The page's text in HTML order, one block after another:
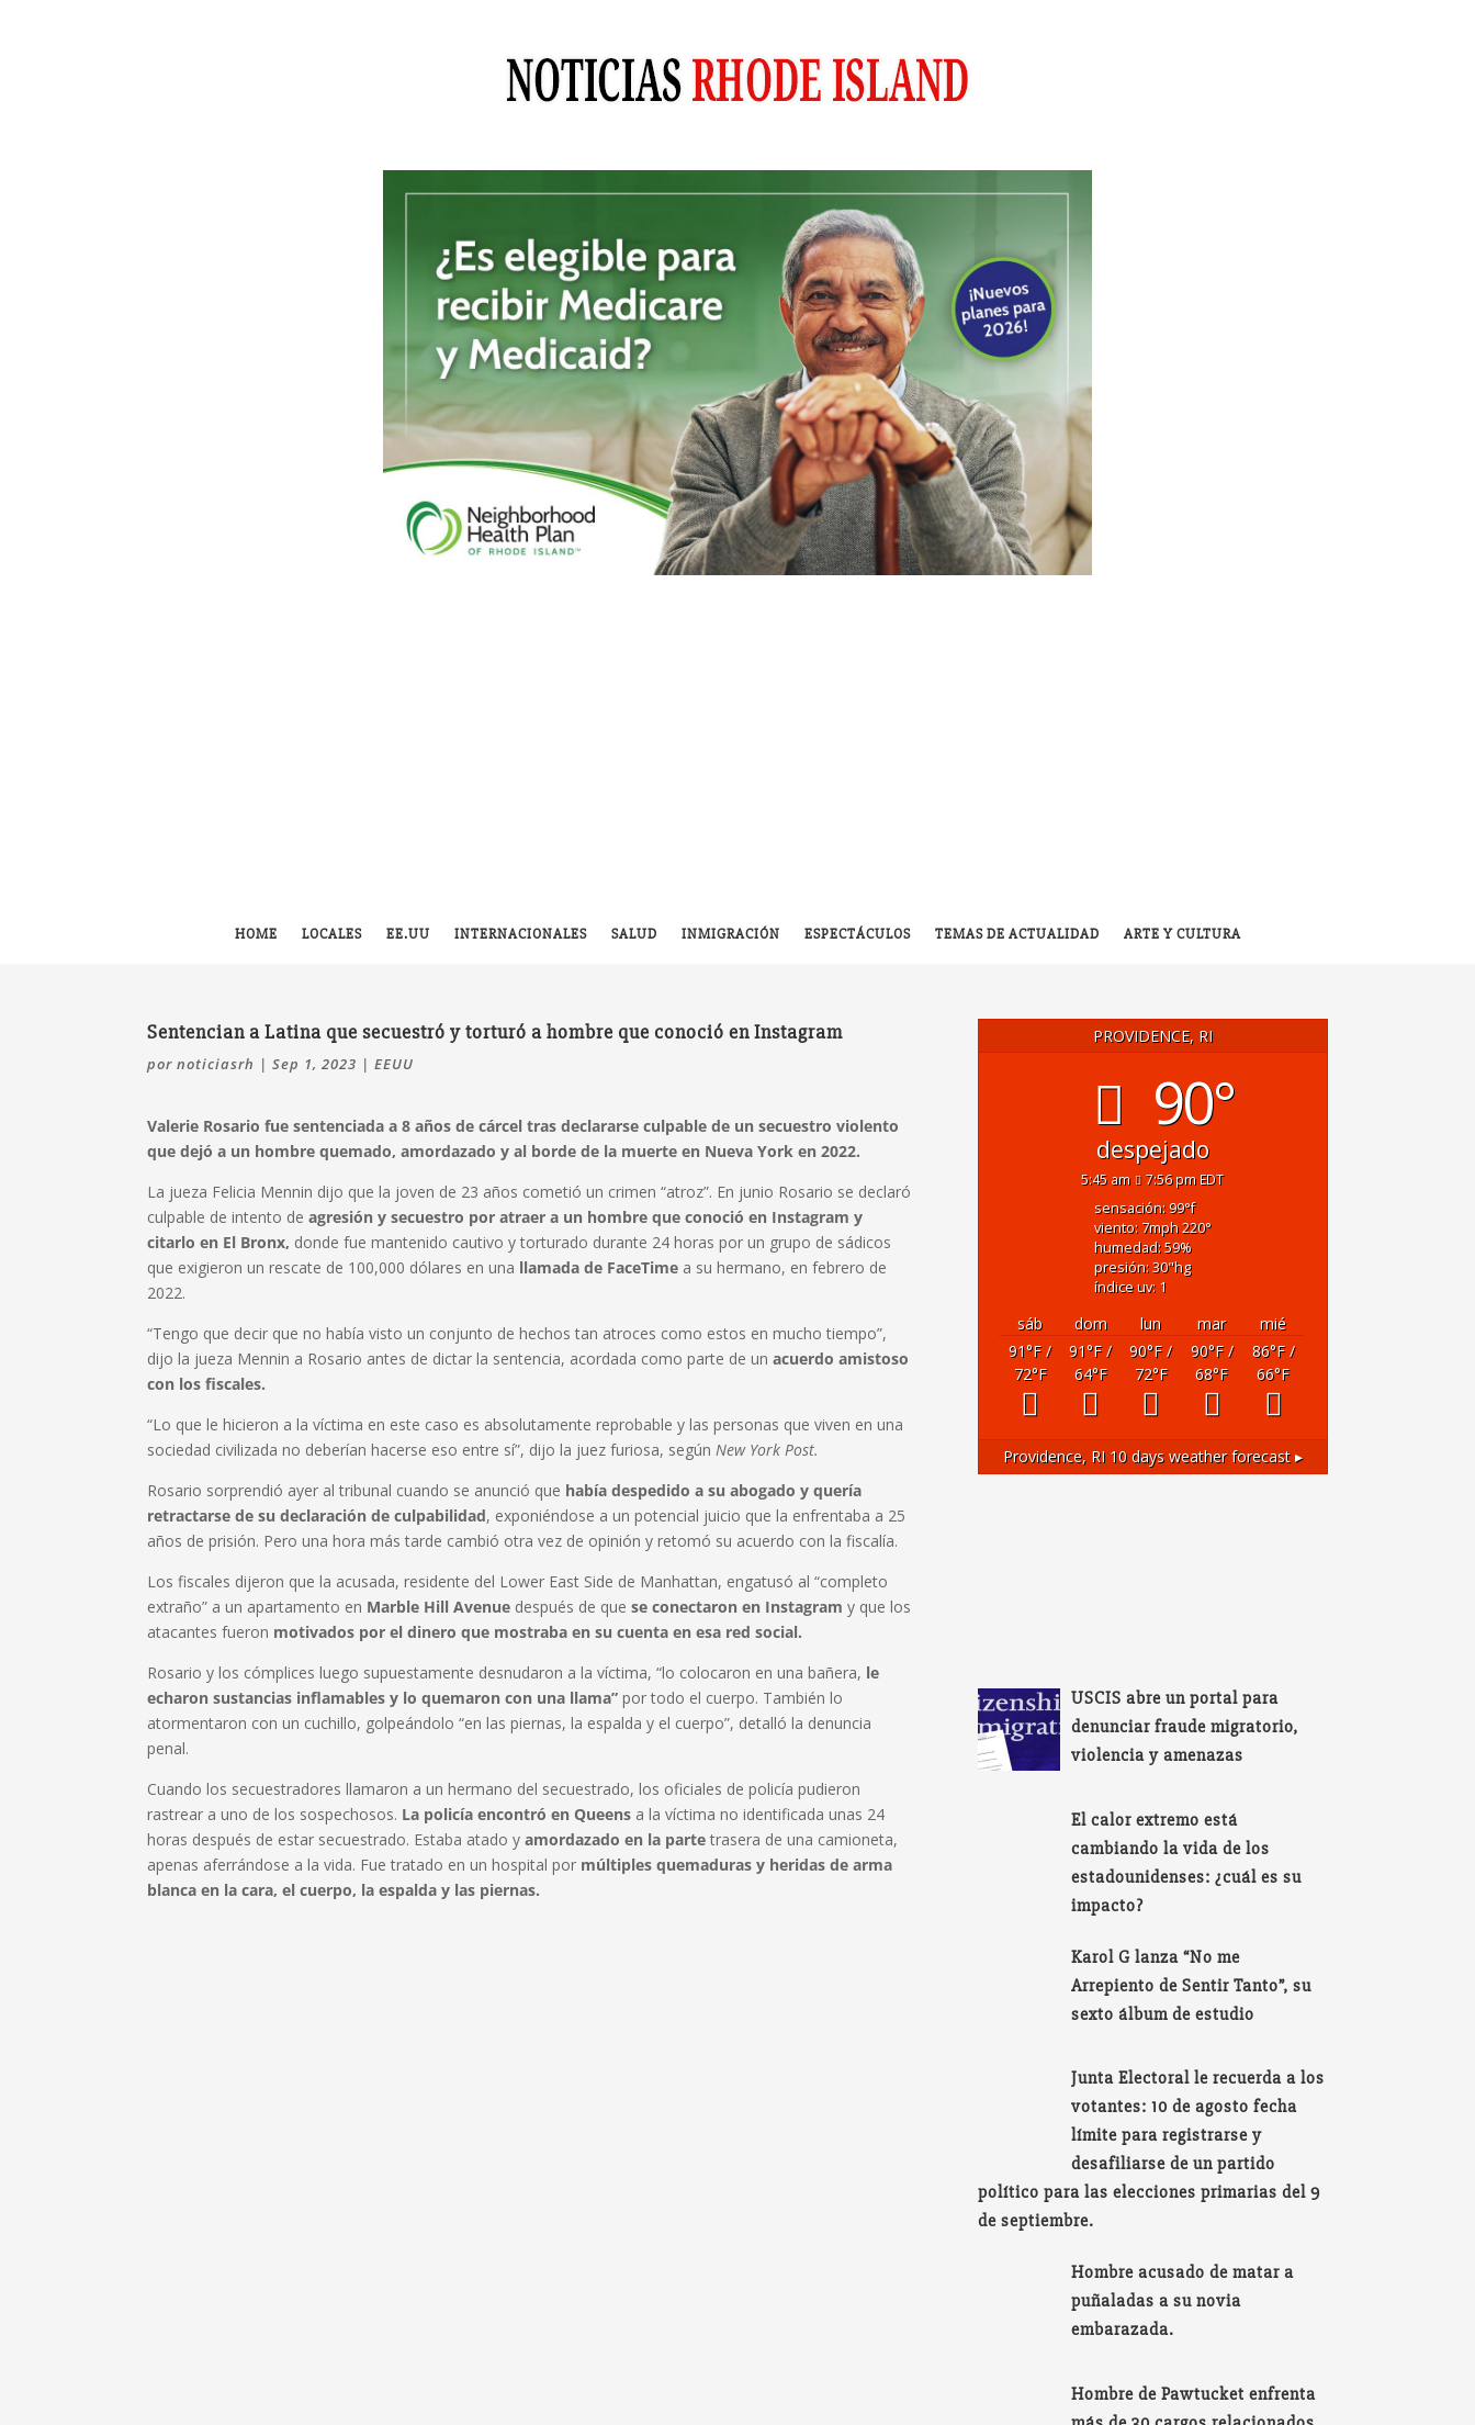
HOME LOCALES EE.UU INTERNACIONALES SALUD INMIGRACIÓN ESPECTÁCULOS TEMAS DE ACTUALIDAD ARTE Y CULTURA
Sentencian a Latina que secuestró y torturó a hombre que conoció en Instagram
pornoticiasrh |Sep 1, 2023 |EEUU
Valerie Rosario fue sentenciada a 8 años de cárcel tras declararse culpable de un secuestro violento
que dejó a un hombre quemado, amordazado y al borde de la muerte en Nueva York en 2022.
La jueza Felicia Mennin dijo que la joven de 23 años cometió un crimen “atroz”. En junio Rosario se declaró
culpable de intento deagresión y secuestro por atraer a un hombre que conoció en Instagram y
citarlo en El Bronx, donde fue mantenido cautivo y torturado durante 24 horas por un grupo de sádicos
que exigieron un rescate de 100,000 dólares en una llamada de FaceTime a su hermano, en febrero de
2022.
“Tengo que decir que no había visto un conjunto de hechos tan atroces como estos en mucho tiempo”,
dijo la jueza Mennin a Rosario antes de dictar la sentencia, acordada como parte de unacuerdo amistoso
con los fiscales.
“Lo que le hicieron a la víctima en este caso es absolutamente reprobable y las personas que viven en una
sociedad civilizada no deberían hacerse eso entre sí”, dijo la juez furiosa, según New York Post.
Rosario sorprendió ayer al tribunal cuando se anunció que había despedido a su abogado y quería
retractarse de su declaración de culpabilidad, exponiéndose a un potencial juicio que la enfrentaba a 25
años de prisión. Pero una hora más tarde cambió otra vez de opinión y retomó su acuerdo con la fiscalía.
Los fiscales dijeron que la acusada, residente del Lower East Side de Manhattan, engatusó al “completo
extraño” a un apartamento en Marble Hill Avenue después de quese conectaron en Instagram y que los
atacantes fueron motivados por el dinero que mostraba en su cuenta en esa red social.
Rosario y los cómplices luego supuestamente desnudaron a la víctima, “lo colocaron en una bañera, le
echaron sustancias inflamables y lo quemaron con una llama”por todo el cuerpo. También lo
atormentaron con un cuchillo, golpeándolo “en las piernas, la espalda y el cuerpo”, detalló la denuncia
penal.
Cuando los secuestradores llamaron a un hermano del secuestrado, los oficiales de policía pudieron
rastrear a uno de los sospechosos. La policía encontró en Queens a la víctima no identificada unas 24
horas después de estar secuestrado. Estaba atado yamordazado en la parte trasera de una camioneta,
apenas aferrándose a la vida. Fue tratado en un hospital por múltiples quemaduras y heridas de arma
blanca en la cara, el cuerpo, la espalda y las piernas.
PROVIDENCE, RI
90°
despejado
5:45 am 7:56 pm EDT
sensación: 99°f
viento: 7mph220°
humedad: 59%
presión: 30"hg
índice uv: 1
sáb dom lun mar
mié
91°F/
72°F
91°F/
64°F
90°F/
72°F
90°F/
68°F
86°F/
66°F
Providence, RI10 days weather forecast ▸
USCIS abre un portal para
denunciar fraude migratorio,
violencia y amenazas
El calor extremo está
cambiando la vida de los
estadounidenses: ¿cuál es su
impacto?
Karol G lanza “No me
Arrepiento de Sentir Tanto”, su
sexto álbum de estudio
Junta Electoral le recuerda a los
votantes: 10 de agosto fecha
límite para registrarse y
desafiliarse de un partido
político para las elecciones primarias del 9
de septiembre.
Hombre acusado de matar a
puñaladas a su novia
embarazada.
Hombre de Pawtucket enfrenta